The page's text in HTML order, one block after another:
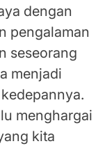
dengan
pengalaman
seseorang
menjadi
menghargai
kita